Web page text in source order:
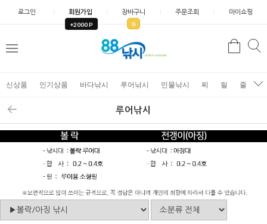
로그인 회원가입
+2000 P
장바구니
0
주문조회 마이쇼핑
검
신상품 인기상품 바다낚시 루어낚시 민물낚시 찌 릴 줄
루어낚시